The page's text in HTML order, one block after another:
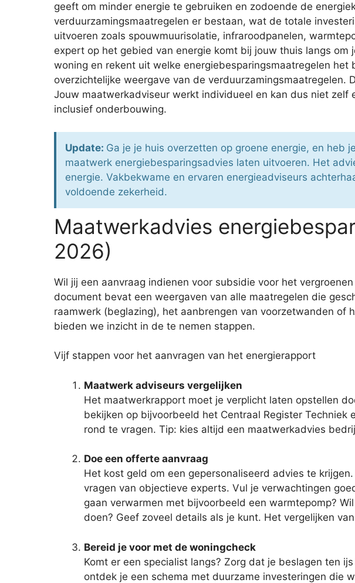
geeft om minder energie te gebruiken en zodoende de
verduurzamingsmaatregelen er bestaan, wat de totale
uitvoeren zoals spouwmuurisolatie, infraroodpanelen,
expert op het gebied van energie komt bij jouw thuis langs
woning en rekent uit welke energiebesparingsmaatregelen
overzichtelijke weergave van de
Jouw maatwerkadviseur werkt individueel en kan dus niet
inclusief onderbouwing.
Update: Ga je je huis overzetten op groene energie, en heb
maatwerk energiebesparingsadvies laten uitvoeren. Het
energie. Vakbekwame en ervaren energieadviseurs
voldoende zekerheid.
Maatwerkadvies
2026)
Wil jij een aanvraag indienen voor subsidie voor het
document bevat een weergaven van alle maatregelen die
raamwerk (beglazing), het aanbrengen van voorzetwanden of
bieden we inzicht in de te nemen stappen.
Vijf stappen voor het aanvragen van het energierapport
Maatwerk adviseurs vergelijken
Het maatwerkrapport moet je verplicht laten opstellen
bekijken op bijvoorbeeld het Centraal Register
rond te vragen. Tip: kies altijd een maatwerkadvies
Doe een offerte aanvraag
Het kost geld om een gepersonaliseerd advies te
vragen van objectieve experts. Vul je verwachtingen
gaan verwarmen met bijvoorbeeld een warmtepomp?
doen? Geef zoveel details als je kunt. Het vergelijken
Bereid je voor met de woningcheck
Komt er een specialist langs? Zorg dat je beslagen ten
ontdek je een schema met duurzame investeringen die